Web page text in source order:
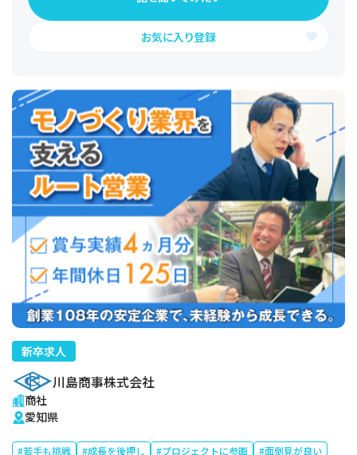
お気に入り登録
新卒求人
川島商事株式会社
商社
愛知県
#若手も挑戦 #成長を後押し #プロジェクトに参画
#面倒見が良い